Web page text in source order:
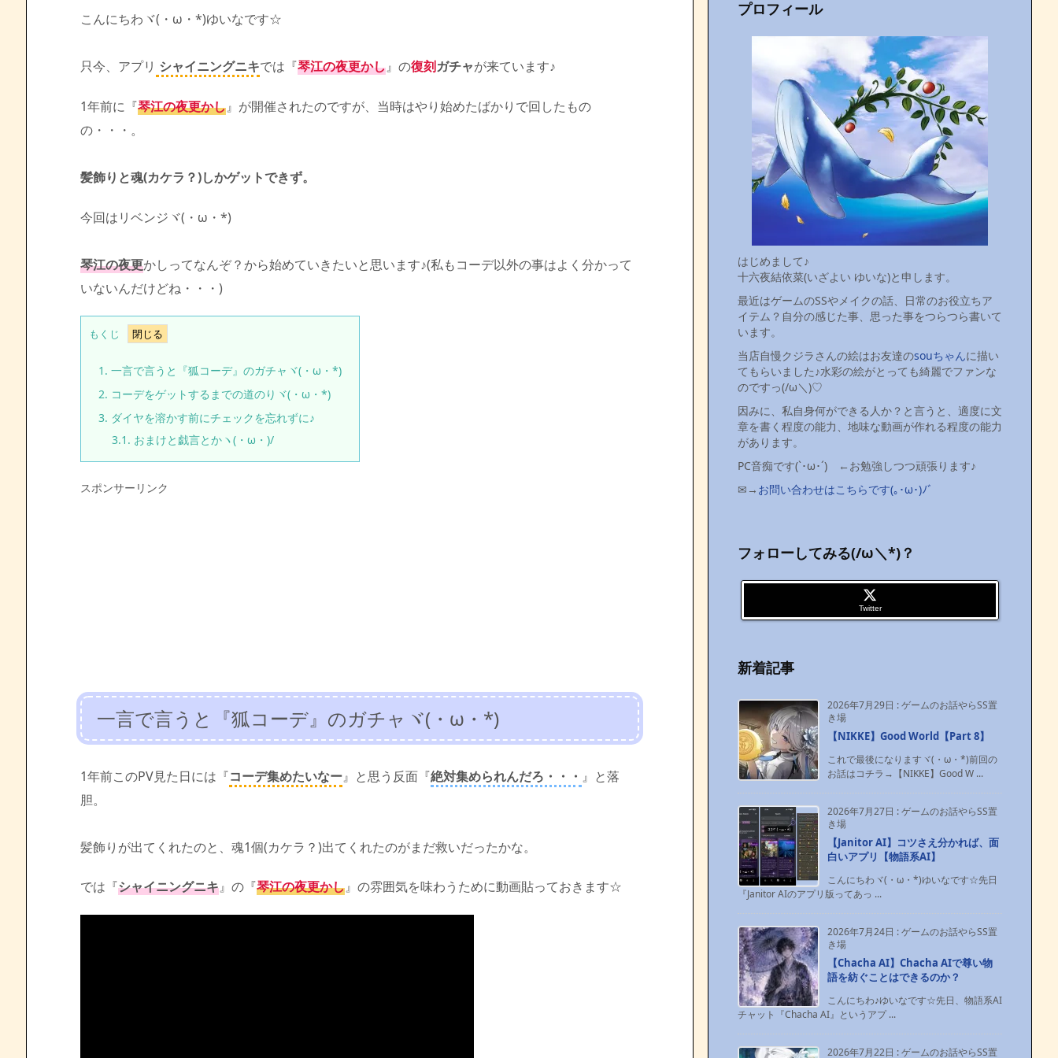
こんにちわヾ(・ω・*)ゆいなです☆
只今、アプリ シャイニングニキでは『琴江の夜更かし』の復刻ガチャが来ています♪
1年前に『琴江の夜更かし』が開催されたのですが、当時はやり始めたばかりで回したもの
の・・・。
髪飾りと魂(カケラ？)しかゲットできず。
今回はリベンジヾ(・ω・*)
琴江の夜更かしってなんぞ？から始めていきたいと思います♪(私もコーデ以外の事はよく分かって
いないんだけどね・・・)
もくじ
1. 一言で言うと『狐コーデ』のガチャヾ(・ω・*)
2. コーデをゲットするまでの道のりヾ(・ω・*)
3. ダイヤを溶かす前にチェックを忘れずに♪
3.1. おまけと戯言とかヽ(・ω・)/
スポンサーリンク
一言で言うと『狐コーデ』のガチャヾ(・ω・*)
1年前このPV見た日には『コーデ集めたいなー』と思う反面『絶対集められんだろ・・・ 』と落
胆。
髪飾りが出てくれたのと、魂1個(カケラ？)出てくれたのがまだ救いだったかな。
では『シャイニングニキ』の『琴江の夜更かし』の雰囲気を味わうために動画貼っておきます☆
プロフィール
はじめまして♪
十六夜結依菜(いざよい ゆいな)と申します。
最近はゲームのSSやメイクの話、日常のお役立ちア
イテム？自分の感じた事、思った事をつらつら書いて
います。
当店自慢クジラさんの絵はお友達のsouちゃんに描い
てもらいました♪水彩の絵がとっても綺麗でファンな
のですっ(/ω＼)♡
因みに、私自身何ができる人か？と言うと、適度に文
章を書く程度の能力、地味な動画が作れる程度の能力
があります。
PC音痴です(`･ω･´)ゞ←お勉強しつつ頑張ります♪
✉→ お問い合わせはこちらです(｡･ω･)ﾉﾞ
フォローしてみる(/ω＼*)？
Twitter
新着記事
2026年7月29日 :ゲームのお話やらSS置
き場
【NIKKE】Good World【Part 8】
これで最後になりますヾ(・ω・*)前回の
お話はコチラ→【NIKKE】Good W ...
2026年7月27日 :ゲームのお話やらSS置
き場
【Janitor AI】コツさえ分かれば、面
白いアプリ【物語系AI】
こんにちわヾ(・ω・*)ゆいなです☆先日
『Janitor AIのアプリ版ってあっ ...
2026年7月24日 :ゲームのお話やらSS置
き場
【Chacha AI】Chacha AIで尊い物
語を紡ぐことはできるのか？
こんにちわ♪ゆいなです☆先日、物語系AI
チャット『Chacha AI』というアプ ...
2026年7月22日 :ゲームのお話やらSS置